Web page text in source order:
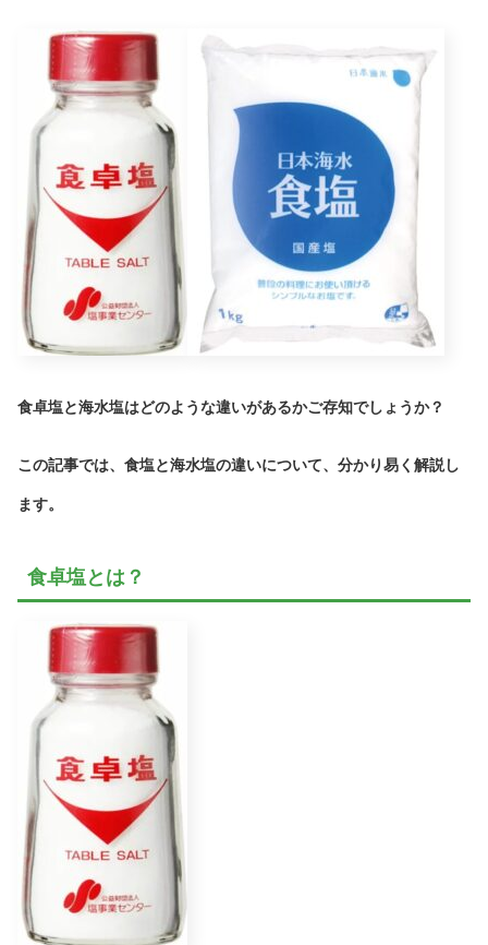
食卓塩と海水塩はどのような違いがあるかご存知でしょうか？
この記事では、食塩と海水塩の違いについて、分かり易く解説し
ます。
食卓塩とは？